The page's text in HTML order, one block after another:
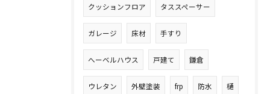
クッションフロア タススペーサー
ガレージ 床材 手すり
へーベルハウス 戸建て 鎌倉
ウレタン 外壁塗装 frp 防水 樋